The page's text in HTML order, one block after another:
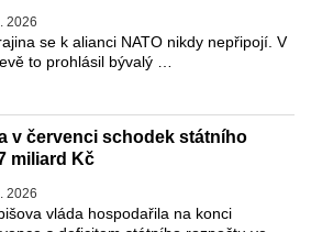
2026
se k alianci NATO nikdy nepřipojí. V
to prohlásil bývalý …
v červenci schodek státního
miliard Kč
2026
vláda hospodařila na konci